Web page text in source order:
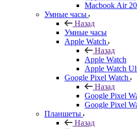
Macbook Air
Умные часы
Назад
Умные часы
Apple Watch
Назад
Apple Watch
Apple Watch
Google Pixel Watch
Назад
Google Pixel
Google Pixel
Планшеты
Назад